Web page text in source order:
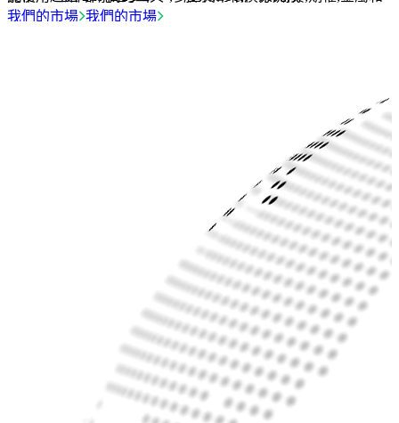
我們的市場 我們的市場